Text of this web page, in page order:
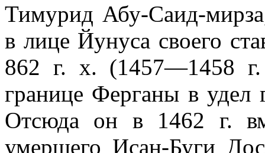
Тимурид Абу-Саид-
в лице Йунуса своего
862 г. х. (1457—1458
границе Ферганы в
Отсюда он в 1462 г.
умершего Исан-Буги